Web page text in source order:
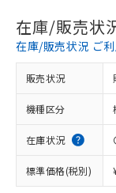
在庫/販売状
在庫/販売状況 ご
販売状況
機種区分
在庫状況
標準価格(税別)